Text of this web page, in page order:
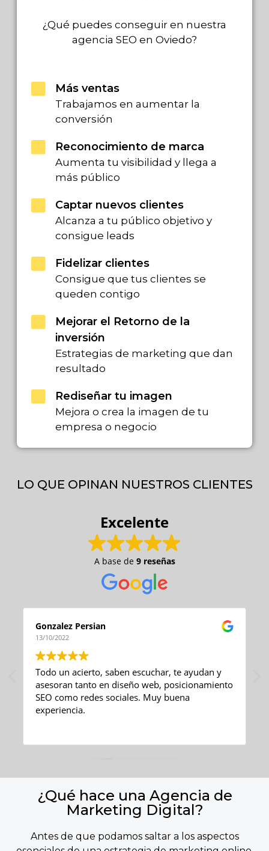
¿Qué puedes conseguir en nuestra
agencia SEO en Oviedo?
Más ventas
Trabajamos en aumentar la
conversión
Reconocimiento de marca
Aumenta tu visibilidad y llega a
más público
Captar nuevos clientes
Alcanza a tu público objetivo y
consigue leads
Fidelizar clientes
Consigue que tus clientes se
queden contigo
Mejorar el Retorno de la
inversión
Estrategias de marketing que dan
resultado
Rediseñar tu imagen
Mejora o crea la imagen de tu
empresa o negocio
LO QUE OPINAN NUESTROS CLIENTES
Excelente
A base de 9 reseñas
Gonzalez Persian
13/10/2022
Todo un acierto, saben escuchar, te ayudan y
asesoran tanto en diseño web, posicionamiento
SEO como redes sociales. Muy buena
experiencia.
¿Qué hace una Agencia de
Marketing Digital?
Antes de que podamos saltar a los aspectos